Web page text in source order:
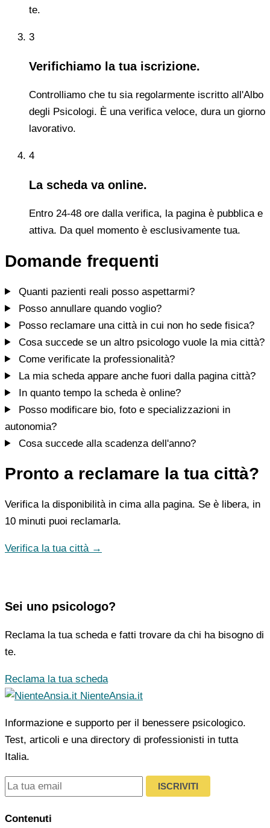
te.
3
Verifichiamo la tua iscrizione.
Controlliamo che tu sia regolarmente iscritto all'Albo
degli Psicologi. È una verifica veloce, dura un giorno
lavorativo.
4
La scheda va online.
Entro 24-48 ore dalla verifica, la pagina è pubblica e
attiva. Da quel momento è esclusivamente tua.
Domande frequenti
Quanti pazienti reali posso aspettarmi?
Posso annullare quando voglio?
Posso reclamare una città in cui non ho sede fisica?
Cosa succede se un altro psicologo vuole la mia città?
Come verificate la professionalità?
La mia scheda appare anche fuori dalla pagina città?
In quanto tempo la scheda è online?
Posso modificare bio, foto e specializzazioni in
autonomia?
Cosa succede alla scadenza dell'anno?
Pronto a reclamare la tua città?
Verifica la disponibilità in cima alla pagina. Se è libera, in
10 minuti puoi reclamarla.
Verifica la tua città →
Sei uno psicologo?
Reclama la tua scheda e fatti trovare da chi ha bisogno di
te.
Reclama la tua scheda
NienteAnsia.it
Informazione e supporto per il benessere psicologico.
Test, articoli e una directory di professionisti in tutta
Italia.
ISCRIVITI
Contenuti